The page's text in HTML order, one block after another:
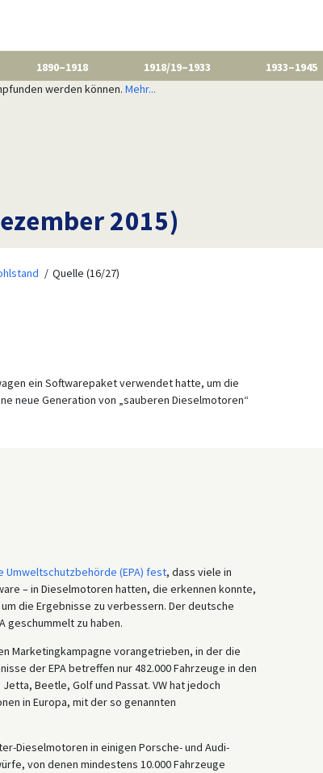
1890–1918 1918/19–1933 1933–1945
werden können. Mehr...
2015)
Quelle (16/27)
ein Softwarepaket verwendet hatte, um die
neue Generation von „sauberen Dieselmotoren“
Umweltschutzbehörde (EPA) fest, dass viele in
– in Dieselmotoren hatten, die erkennen konnte,
die Ergebnisse zu verbessern. Der deutsche
geschummelt zu haben.
Marketingkampagne vorangetrieben, in der die
der EPA betreffen nur 482.000 Fahrzeuge in den
Beetle, Golf und Passat. VW hat jedoch
in Europa, mit der so genannten
Dieselmotoren in einigen Porsche- und Audi-
von denen mindestens 10.000 Fahrzeuge